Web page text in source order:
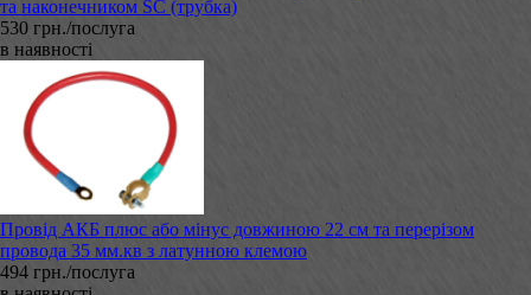
та наконечником SC (трубка)
530 грн./послуга
в наявності
Провід АКБ плюс або мінус довжиною 22 см та перерізом
провода 35 мм.кв з латунною клемою
494 грн./послуга